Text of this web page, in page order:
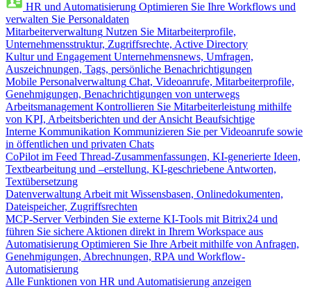
HR und Automatisierung Optimieren Sie Ihre Workflows und
verwalten Sie Personaldaten
Mitarbeiterverwaltung Nutzen Sie Mitarbeiterprofile,
Unternehmensstruktur, Zugriffsrechte, Active Directory
Kultur und Engagement Unternehmensnews, Umfragen,
Auszeichnungen, Tags, persönliche Benachrichtigungen
Mobile Personalverwaltung Chat, Videoanrufe, Mitarbeiterprofile,
Genehmigungen, Benachrichtigungen von unterwegs
Arbeitsmanagement Kontrollieren Sie Mitarbeiterleistung mithilfe
von KPI, Arbeitsberichten und der Ansicht Beaufsichtige
Interne Kommunikation Kommunizieren Sie per Videoanrufe sowie
in öffentlichen und privaten Chats
CoPilot im Feed Thread-Zusammenfassungen, KI-generierte Ideen,
Textbearbeitung und –erstellung, KI-geschriebene Antworten,
Textübersetzung
Datenverwaltung Arbeit mit Wissensbasen, Onlinedokumenten,
Dateispeicher, Zugriffsrechten
MCP-Server Verbinden Sie externe KI-Tools mit Bitrix24 und
führen Sie sichere Aktionen direkt in Ihrem Workspace aus
Automatisierung Optimieren Sie Ihre Arbeit mithilfe von Anfragen,
Genehmigungen, Abrechnungen, RPA und Workflow-
Automatisierung
Alle Funktionen von HR und Automatisierung anzeigen